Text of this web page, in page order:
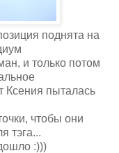
поднята на
и только потом
Ксения пыталась
чтобы они
тэга...
:)))